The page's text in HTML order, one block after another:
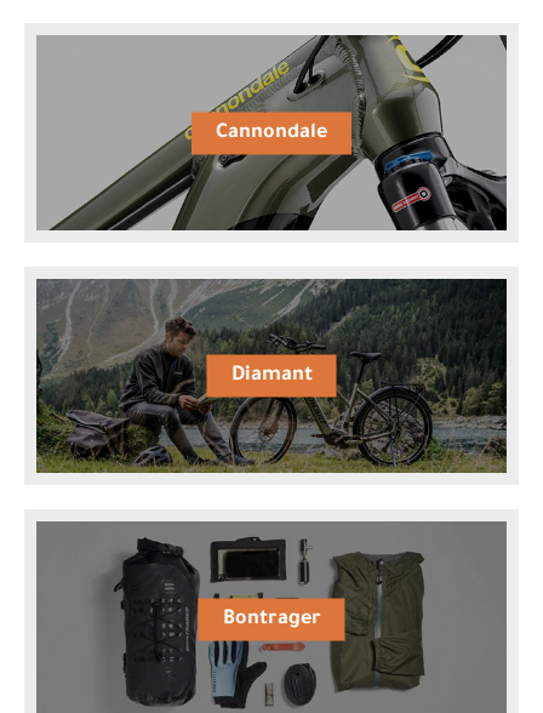
Cannondale
Diamant
Bontrager